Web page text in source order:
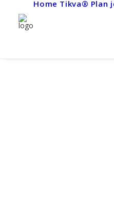
Home Tikva® Plan